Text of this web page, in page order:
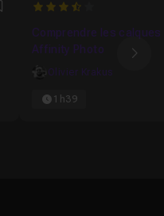
Favori3.8571428571429
Comprendre les calques
Affinity Photo
Olivier Krakus
1h39